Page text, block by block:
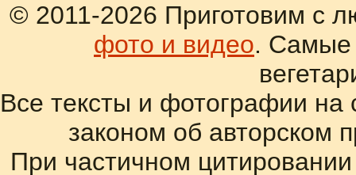
© 2011-2026 Приготовим с
фото и видео. Самые
Все тексты и фотографии
законом об авторском
При частичном